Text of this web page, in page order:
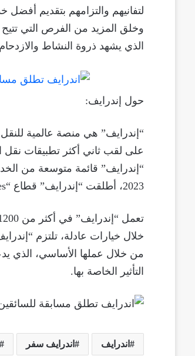
لتفانيهم والتزامهم بتقديم
وخلق المزيد من الفرص التي تتيح
الذي يشهد ذروة النشاط
حول إندرايف:
على لقب ثاني أكثر تطبيقات نقل
“إندرايف” قائمة متوسعة من
2023، أطلقت “إندرايف” قطاع “New Ventures”، وهو ذراع للمشاريع والاستحواذ والدمج.
خلال خيارات عادلة، تلتزم
من خلال عملها الأساسي، الذي
التأثير الخاصة بها.
اندرايف اندرايف سفر